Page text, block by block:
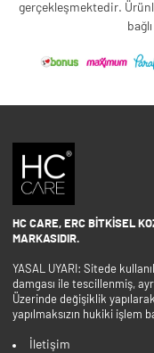
gerçekleşmektedir.
HC CARE, ERC BITKISEL
MARKASIDIR.
YASAL UYARI: Sitede
damgası ile tescillenmiş,
Üzerinde değişiklik
yapılmaksızın hukiki işlem
İletişim